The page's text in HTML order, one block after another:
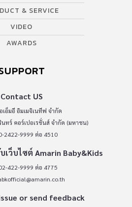
& SERVICE
VIDEO
AWARDS
Contact US
เอ็มอี อิมเมจิเนทีฟ จำกัด
ทร์ คอร์เปอเรชั่นส์ จำกัด (มหาชน)
2422-9999 ต่อ 4510
ว็บไซต์ Amarin Baby&Kids
422-9999 ต่อ 4775
or send feedback